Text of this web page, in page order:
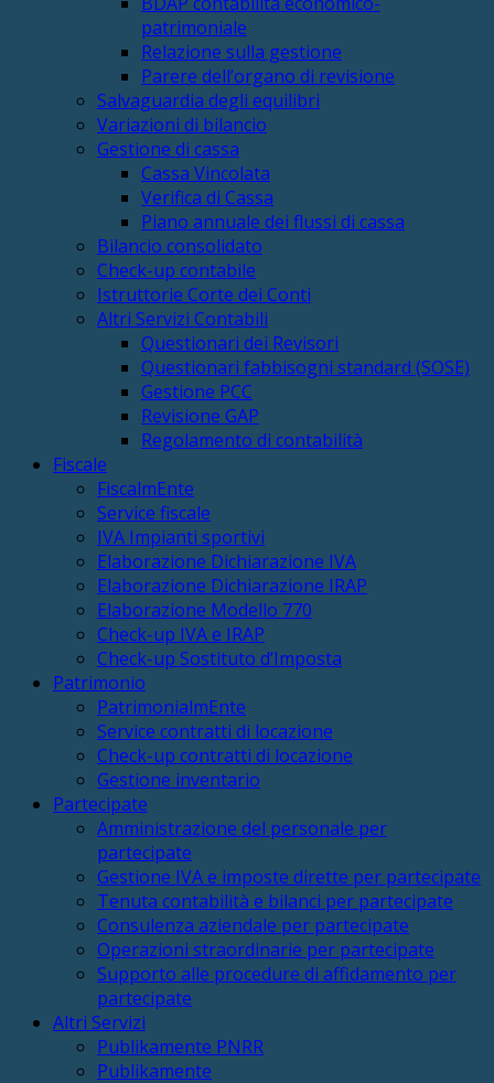
patrimoniale
Relazione sulla gestione
Parere dell’organo di revisione
Salvaguardia degli equilibri
Variazioni di bilancio
Gestione di cassa
Cassa Vincolata
Verifica di Cassa
Piano annuale dei flussi di cassa
Bilancio consolidato
Check-up contabile
Istruttorie Corte dei Conti
Altri Servizi Contabili
Questionari dei Revisori
Questionari fabbisogni standard (SOSE)
Gestione PCC
Revisione GAP
Regolamento di contabilità
Fiscale
FiscalmEnte
Service fiscale
IVA Impianti sportivi
Elaborazione Dichiarazione IVA
Elaborazione Dichiarazione IRAP
Elaborazione Modello 770
Check-up IVA e IRAP
Check-up Sostituto d’Imposta
Patrimonio
PatrimonialmEnte
Service contratti di locazione
Check-up contratti di locazione
Gestione inventario
Partecipate
Amministrazione del personale per
partecipate
Gestione IVA e imposte dirette per partecipate
Tenuta contabilità e bilanci per partecipate
Consulenza aziendale per partecipate
Operazioni straordinarie per partecipate
Supporto alle procedure di affidamento per
partecipate
Altri Servizi
Publikamente PNRR
Publikamente